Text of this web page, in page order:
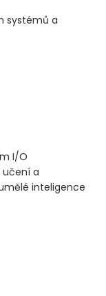
systémů a
I/O
a
inteligence